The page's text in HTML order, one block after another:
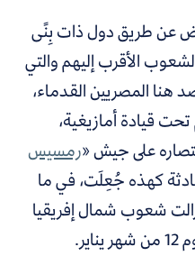
عن طريق دول ذات بِنًى
الأقرب إليهم والتي
هنا المصريين القدماء،
قيادة أمازيغية،
على جيش «رمسيس
حادثة كهذه جُعِلَت، في ما
شعوب شمال إفريقيا